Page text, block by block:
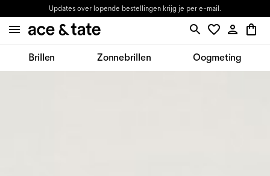
Updates over lopende bestellingen krijg je per e-mail.
Brillen Zonnebrillen Oogmeting